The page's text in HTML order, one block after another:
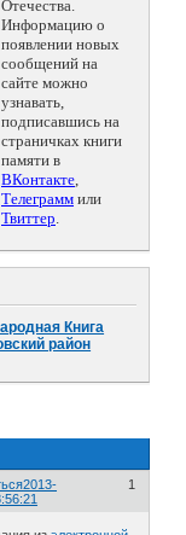
Отечества.
Информацию о
появлении новых
сообщений на
сайте можно
узнавать,
подписавшись на
страничках книги
памяти в
ВКонтакте,
Телеграмм или
Твиттер.
Книга
район
1
2013-